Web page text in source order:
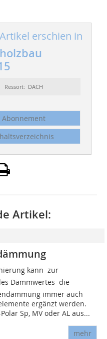
erschien in
Ressort: DACH
Abonnement
Artikel:
kann  zur
Dämmwertes  die
immer auch
ergänzt werden.
Sp, MV oder AL aus...
mehr